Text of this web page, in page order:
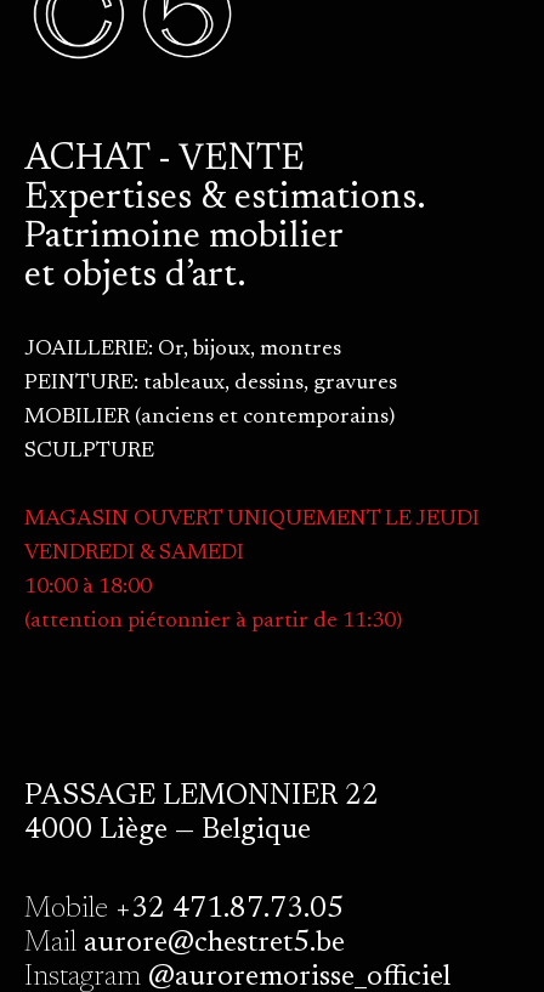
ACHAT - VENTE
Expertises & estimations.
Patrimoine mobilier
et objets d’art.
JOAILLERIE: Or, bijoux, montres
PEINTURE: tableaux, dessins, gravures
MOBILIER (anciens et contemporains)
SCULPTURE
MAGASIN OUVERT UNIQUEMENT LE JEUDI
VENDREDI & SAMEDI
10:00 à 18:00
(attention piétonnier à partir de 11:30)
PASSAGE LEMONNIER 22
4000 Liège — Belgique
Mobile +32 471.87.73.05
Mailaurore@chestret5.be
Instagram@auroremorisse_officiel